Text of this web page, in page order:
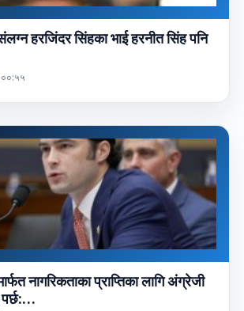
संलग्न हरजिंदर सिंहका भाई हरनीत सिंह पनि
००:५५
नागरिकताका प्राप्तिका लागि अंग्रेजी
पर्छ:…